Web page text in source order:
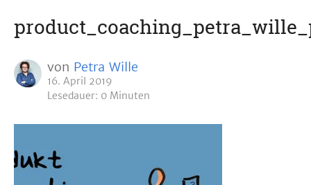
von Petra Wille
16. April 2019
Lesedauer: 0 Minuten